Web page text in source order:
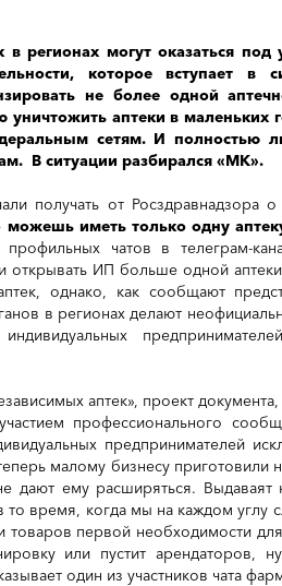
регионах могут оказаться под
которое вступает в
не более одной
аптеки в маленьких
сетям. И полностью
В ситуации разбирался «МК».
получать от Росздравнадзора
иметь только одну
чатов в телеграм-
открывать ИП больше одной
однако, как сообщают
в регионах делают
аптек», проект
профессионального
предпринимателей
малому бизнесу приготовили
ему расширяться. Выдаваят
то время, когда мы на каждом
товаров первой необходимости
или пустит арендаторов,
один из участников чата